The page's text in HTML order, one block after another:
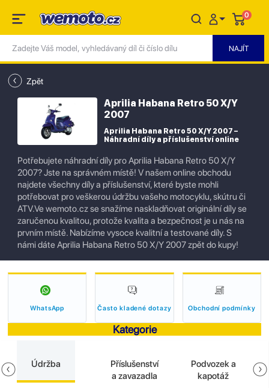
0
Zpět
Aprilia Habana Retro 50 X/Y
2007
Aprilia Habana Retro 50 X/Y 2007 –
Náhradní díly a příslušenství online
Potřebujete náhradní díly pro Aprilia Habana Retro 50 X/Y
2007? Jste na správném místě! V našem online obchodu
najdete všechny díly a příslušenství, které byste mohli
potřebovat pro veškerou údržbu vašeho motocyklu, skútru či
ATV.Ve wemoto.cz se snažíme naskladňovat originální díly se
zaručenou kvalitou, protože kvalita a bezpečnost je u nás na
prvním místě. Nabízíme vysoce kvalitní a testované díly. S
námi dáte Aprilia Habana Retro 50 X/Y 2007 zpět do kupy!
WhatsApp Často kladené dotazy Obchodní podmínky
Kategorie
Údržba
Příslušenství
a zavazadla
Podvozek a
kapotáž